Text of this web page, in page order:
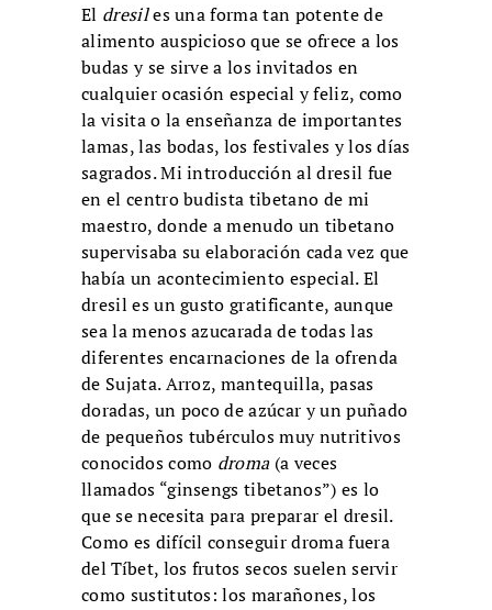
El dresiles una forma tan potente de
alimento auspicioso que se ofrece a los
budas y se sirve a los invitados en
cualquier ocasión especial y feliz, como
la visita o la enseñanza de importantes
lamas, las bodas, los festivales y los días
sagrados. Mi introducción al dresil fue
en el centro budista tibetano de mi
maestro, donde a menudo un tibetano
supervisaba su elaboración cada vez que
había un acontecimiento especial. El
dresil es un gusto gratificante, aunque
sea la menos azucarada de todas las
diferentes encarnaciones de la ofrenda
de Sujata. Arroz, mantequilla, pasas
doradas, un poco de azúcar y un puñado
de pequeños tubérculos muy nutritivos
conocidos como droma(a veces
llamados “ginsengs tibetanos”) es lo
que se necesita para preparar el dresil.
Como es difícil conseguir droma fuera
del Tíbet, los frutos secos suelen servir
como sustitutos: los marañones, los